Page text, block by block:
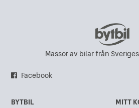
Massor av bilar från
Facebook
BYTBIL MITT